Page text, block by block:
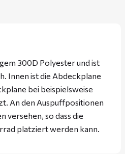
300D Polyester und ist
Innen ist die Abdeckplane
bei beispielsweise
An den Auspuffpositionen
versehen, so dass die
platziert werden kann.